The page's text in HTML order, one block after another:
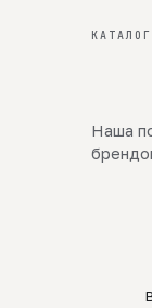
КАТАЛОГ
Наша